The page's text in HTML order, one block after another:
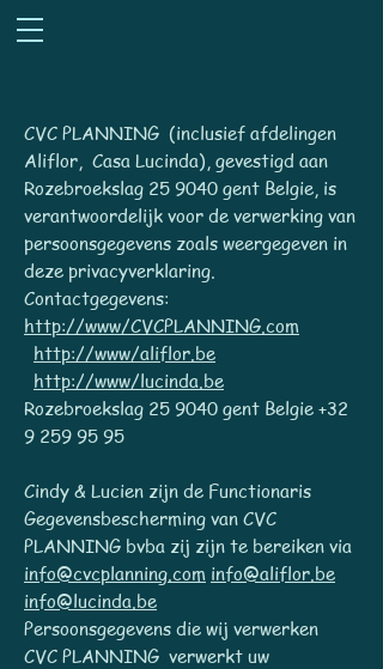
CVC PLANNING (inclusief afdelingen
Aliflor, Casa Lucinda), gevestigd aan
Rozebroekslag 25 9040 gent Belgie, is
verantwoordelijk voor de verwerking van
persoonsgegevens zoals weergegeven in
deze privacyverklaring.
Contactgegevens:
http://www/CVCPLANNING.com
http://www/aliflor.be
http://www/lucinda.be
Rozebroekslag 25 9040 gent Belgie +32
9 259 95 95
Cindy & Lucien zijn de Functionaris
Gegevensbescherming van CVC
PLANNING bvba zij zijn te bereiken via
info@cvcplanning.com info@aliflor.be
info@lucinda.be
Persoonsgegevens die wij verwerken
CVC PLANNING verwerkt uw